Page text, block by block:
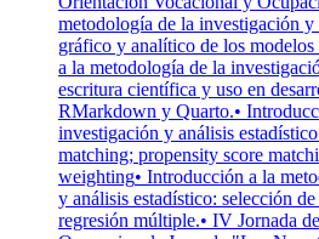
metodología de la investigación y
gráfico y analítico de los modelos
a la metodología de la
escritura científica y uso en
RMarkdown y Quarto.•
investigación y análisis
matching; propensity score
weighting• Introducción a la
y análisis estadístico: selección
regresión múltiple.• IV Jornada